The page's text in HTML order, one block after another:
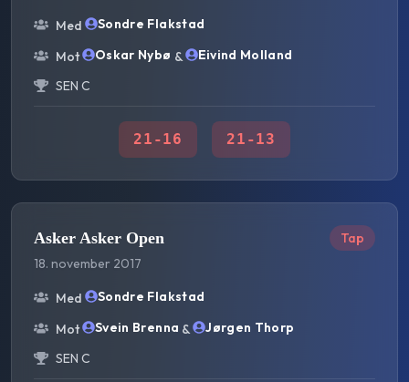
Med
Sondre Flakstad
Mot
Oskar Nybø &
Eivind Molland
SEN C
21 -16 21 -13
Asker Asker Open
18. november 2017
Tap
Med
Sondre Flakstad
Mot
Svein Brenna &
Jørgen Thorp
SEN C